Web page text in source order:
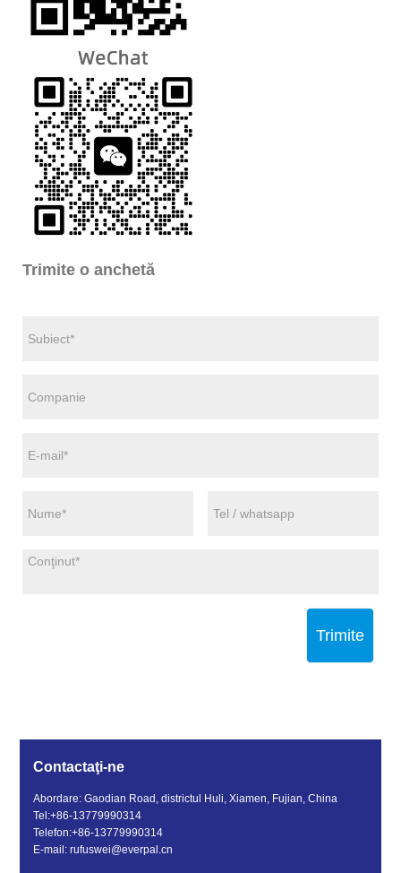
Trimite o anchetă
Trimite
Contactaţi-ne
Abordare: Gaodian Road, districtul Huli, Xiamen, Fujian, China
Tel:+86-13779990314
Telefon:+86-13779990314
E-mail:rufuswei@everpal.cn